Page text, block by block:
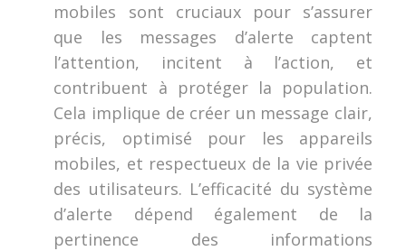
mobiles sont cruciaux pour s’assurer
que les messages d’alerte captent
l’attention, incitent à l’action, et
contribuent à protéger la population.
Cela implique de créer un message clair,
précis, optimisé pour les appareils
mobiles, et respectueux de la vie privée
des utilisateurs. L’efficacité du système
d’alerte dépend également de la
pertinence des informations